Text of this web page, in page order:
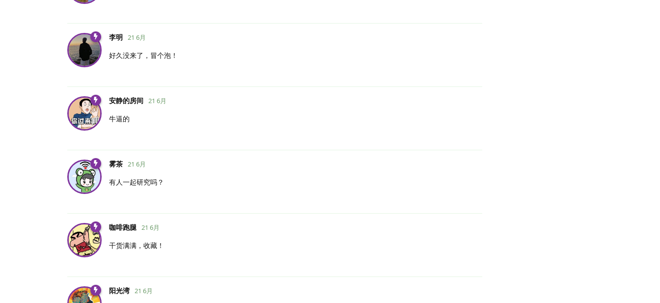
李明 21 6月
好久没来了，冒个泡！
安静的房间 21 6月
牛逼的
雾茶 21 6月
有人一起研究吗？
咖啡跑腿 21 6月
干货满满，收藏！
阳光湾 21 6月